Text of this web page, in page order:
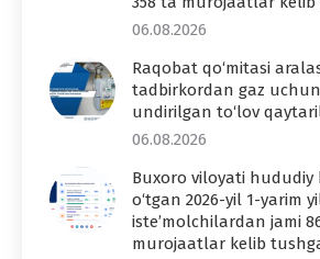
06.08.2026
Raqobat qo‘mitasi
tadbirkordan gaz uchun
undirilgan to‘lov
06.08.2026
Buxoro viloyati hududiy
o‘tgan 2026-yil 1-yarim
iste’molchilardan jami
murojaatlar kelib